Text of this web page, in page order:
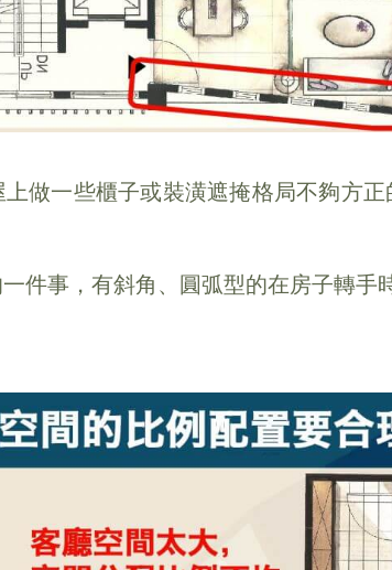
做一些櫃子或裝潢遮掩格局不夠方
件事，有斜角、圓弧型的在房子轉手